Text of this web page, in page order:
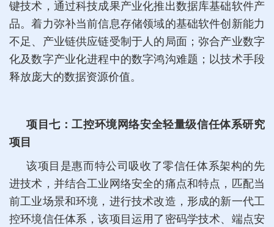
键技术，通过科技成果产业化推出数据库基础软件产
品。着力弥补当前信息存储领域的基础软件创新能力
不足、产业链供应链受制于人的局面；弥合产业数字
化及数字产业化进程中的数字鸿沟难题；以技术手段
释放庞大的数据资源价值。
项目七：工控环境网络安全轻量级信任体系研究
项目
该项目是惠而特公司吸收了零信任体系架构的先
进技术，并结合工业网络安全的痛点和特点，匹配当
前工业场景和环境，进行技术改造，形成的新一代工
控环境信任体系，该项目运用了密码学技术、端点安